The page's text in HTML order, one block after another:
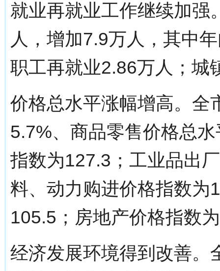
就业再就业工作继续加强
人，增加7.9万人，其中
职工再就业2.86万人；城
价格总水平涨幅增高。全
5.7%、商品零售价格总
指数为127.3；工业品出
料、动力购进价格指数为
105.5；房地产价格指数
经济发展环境得到改善。